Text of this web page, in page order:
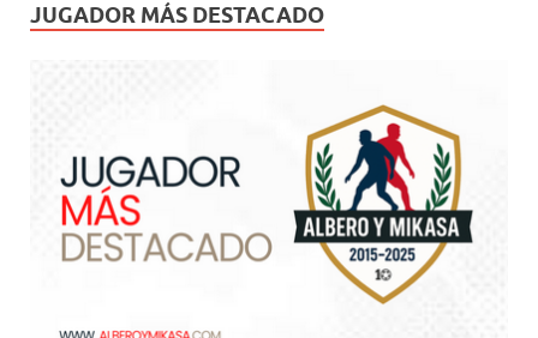
JUGADOR MÁS DESTACADO